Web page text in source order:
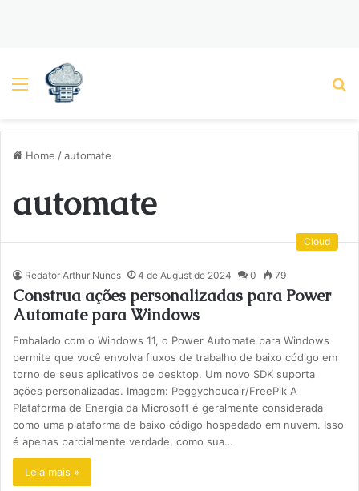
Menu
Home /automate
automate
Cloud
Redator Arthur Nunes 4 de August de 2024 0 79
Construa ações personalizadas para Power
Automate para Windows
Embalado com o Windows 11, o Power Automate para Windows
permite que você envolva fluxos de trabalho de baixo código em
torno de seus aplicativos de desktop. Um novo SDK suporta
ações personalizadas. Imagem: Peggychoucair/FreePik A
Plataforma de Energia da Microsoft é geralmente considerada
como uma plataforma de baixo código hospedado em nuvem. Isso
é apenas parcialmente verdade, como sua…
Leia mais »